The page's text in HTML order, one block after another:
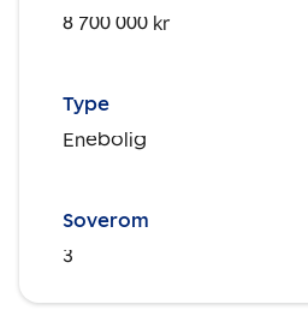
8 700 000 kr
Type
Enebolig
Soverom
3